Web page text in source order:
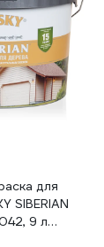
для
SIBERIAN
9 л